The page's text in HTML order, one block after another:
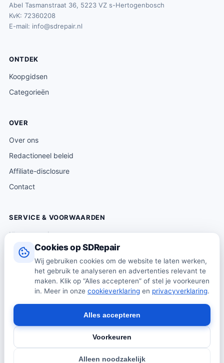
Cookies op SDRepair
Wij gebruiken cookies om de website te laten werken,
het gebruik te analyseren en advertenties relevant te
maken. Klik op “Alles accepteren” of stel je voorkeuren
in. Meer in onze cookieverklaring en privacyverklaring.
Alleen noodzakelijk
Voorkeuren
Alles accepteren
Abel Tasmanstraat 36, 5223 VZ s-Hertogenbosch
KvK: 72360208
E-mail: info@sdrepair.nl
ONTDEK
Koopgidsen
Categorieën
OVER
Over ons
Redactioneel beleid
Affiliate-disclosure
Contact
SERVICE & VOORWAARDEN
Klantenservice
Verzending & levering
Retourneren
Algemene voorwaarden